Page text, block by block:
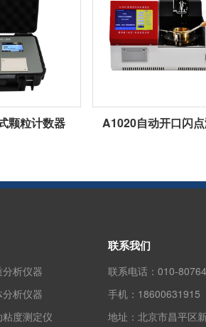
颗粒计数器 A1020自动开口闪
析仪器
析仪器
粘度测定仪
联系我们
联系电话： 010-
手机： 18600631915
地址： 北京市昌平区